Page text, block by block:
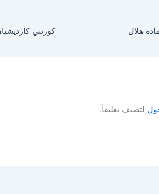
هلال
لتضيف تعليقاً.